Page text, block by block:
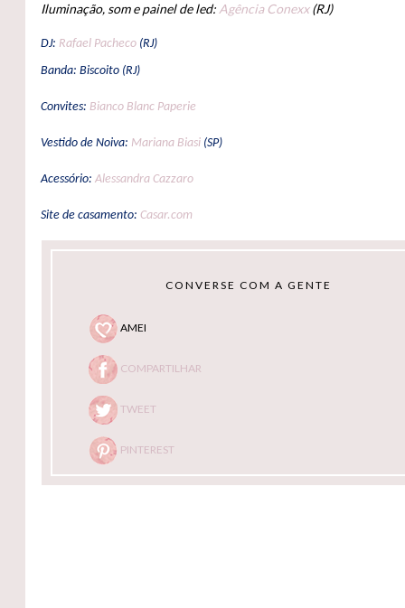
Iluminação, som e painel de led:Agência Conexx(RJ)
DJ: Rafael Pacheco (RJ)
Banda: Biscoito (RJ)
Convites: Bianco Blanc Paperie
Vestido de Noiva: Mariana Biasi (SP)
Acessório:Alessandra Cazzaro
Site de casamento:Casar.com
CONVERSE COM A GENTE
AMEI
COMPARTILHAR
TWEET
PINTEREST